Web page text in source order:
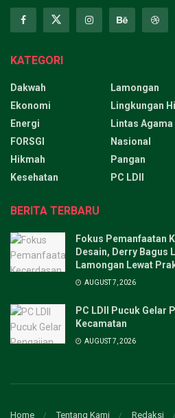
KATEGORI
Dakwah
Ekonomi
Energi
FORSGI
Hikmah
Kesehatan
Lamongan
Lingkungan
Lintas Agama
Nasional
Pangan
PC LDII
BERITA TERBARU
Fokus Pemanfaatan
Desain, Derry Bagus
Lamongan Lewat
AUGUST 7, 2026
PC LDII Pucuk Gelar
Kecamatan
AUGUST 7, 2026
Home Tentang Kami Redaksi